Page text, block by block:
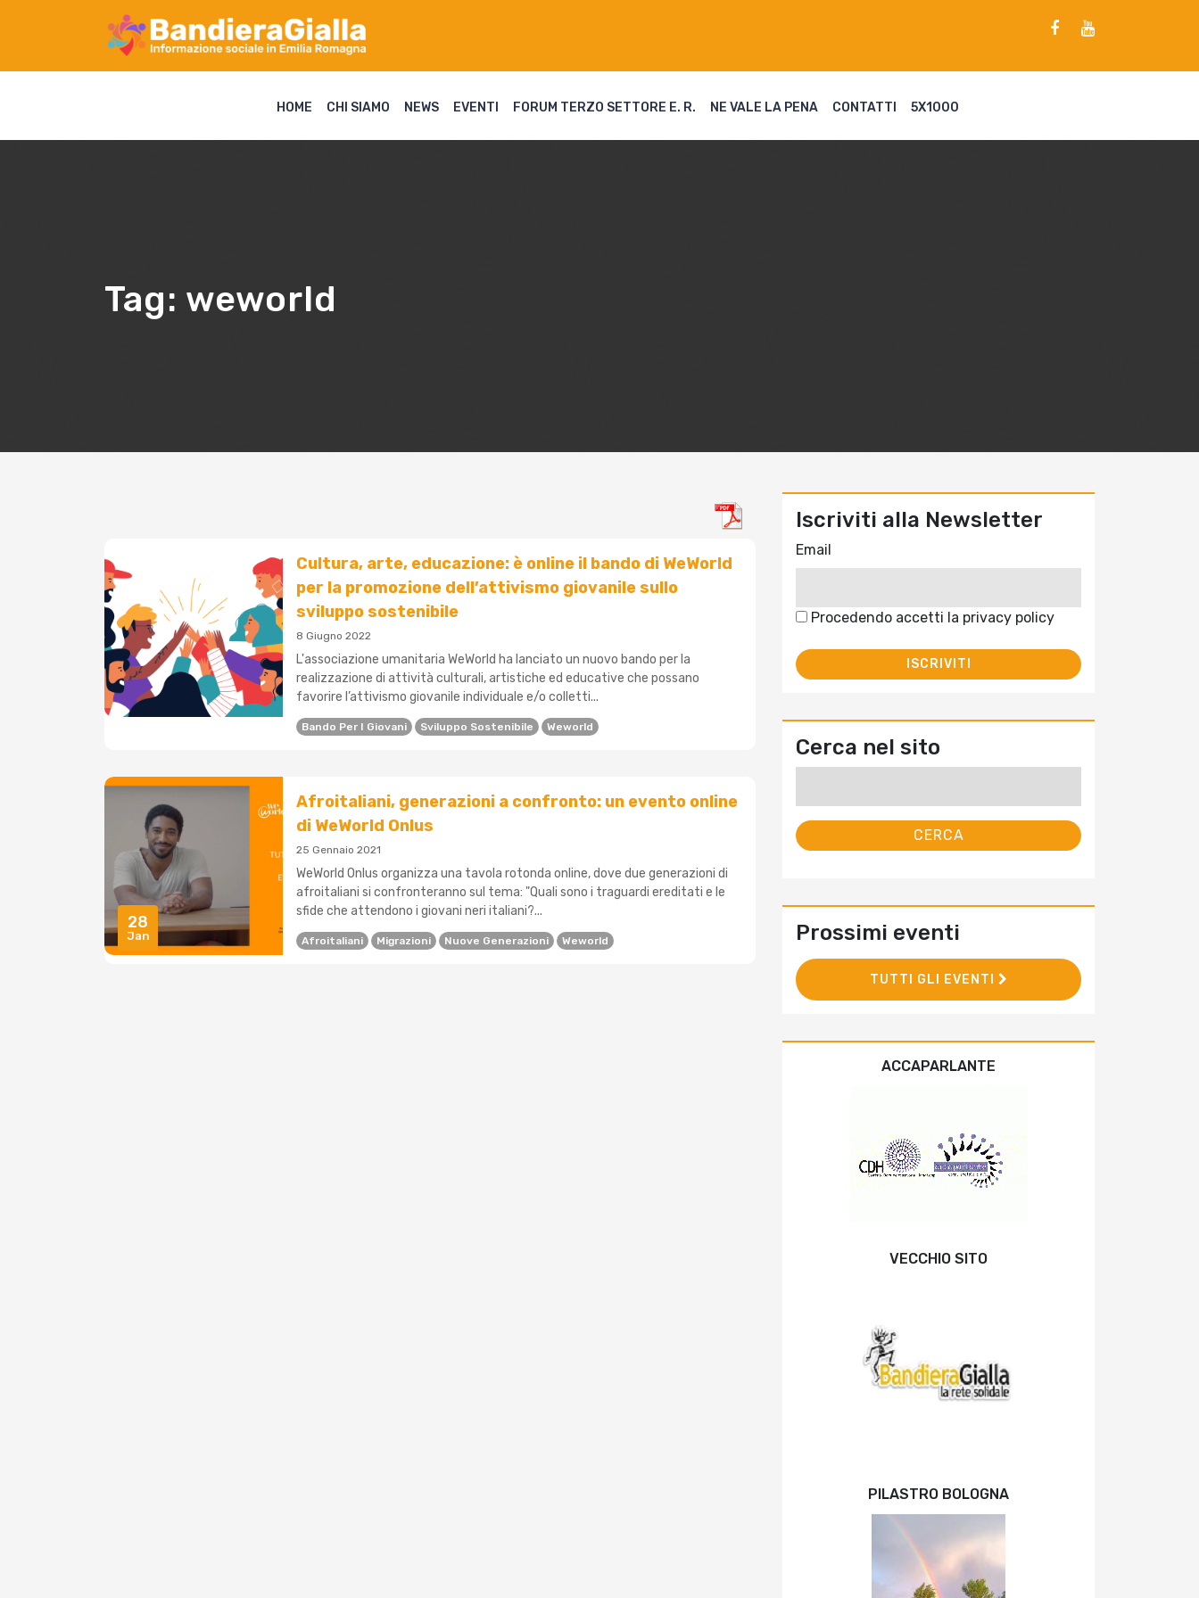
HOME CHI SIAMO NEWS EVENTI FORUM TERZO SETTORE E. R. NE VALE LA PENA CONTATTI 5X1000
Tag: weworld
Cultura, arte, educazione: è online il bando di WeWorld
per la promozione dell’attivismo giovanile sullo
sviluppo sostenibile
8 Giugno 2022
L'associazione umanitaria WeWorld ha lanciato un nuovo bando per la
realizzazione di attività culturali, artistiche ed educative che possano
favorire l’attivismo giovanile individuale e/o colletti...
Bando Per I Giovani Sviluppo Sostenibile Weworld
28
Jan
Afroitaliani, generazioni a confronto: un evento online
di WeWorld Onlus
25 Gennaio 2021
WeWorld Onlus organizza una tavola rotonda online, dove due generazioni di
afroitaliani si confronteranno sul tema: "Quali sono i traguardi ereditati e le
sfide che attendono i giovani neri italiani?...
Afroitaliani Migrazioni Nuove Generazioni Weworld
Iscriviti alla Newsletter
Email
Procedendo accetti la privacy policy
Cerca nel sito
Prossimi eventi
TUTTI GLI EVENTI
ACCAPARLANTE
VECCHIO SITO
PILASTRO BOLOGNA